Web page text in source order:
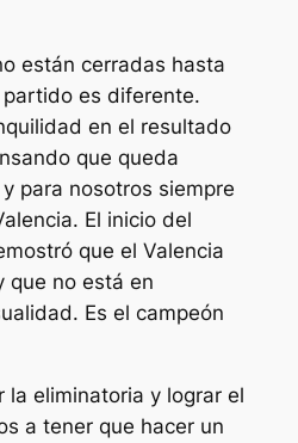
están cerradas hasta
es diferente.
en el resultado
que queda
para nosotros siempre
El inicio del
que el Valencia
que no está en
Es el campeón
la eliminatoria y lograr el
a tener que hacer un